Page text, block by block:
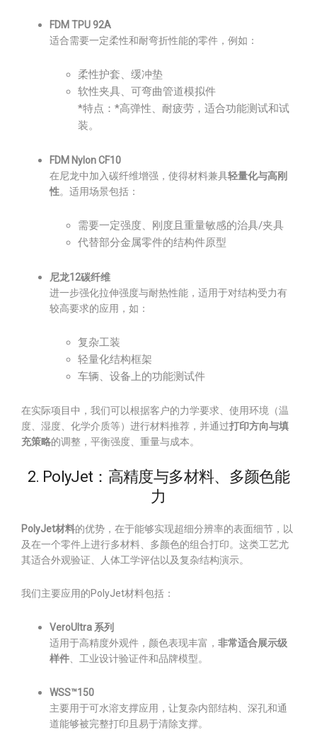
FDM TPU 92A
适合需要一定柔性和耐弯折性能的零件，例如：
柔性护套、缓冲垫
软性夹具、可弯曲管道模拟件
*特点：*高弹性、耐疲劳，适合功能测试和试
装。
FDM Nylon CF10
在尼龙中加入碳纤维增强，使得材料兼具轻量化与高刚
性。适用场景包括：
需要一定强度、刚度且重量敏感的治具/夹具
代替部分金属零件的结构件原型
尼龙12碳纤维
进一步强化拉伸强度与耐热性能，适用于对结构受力有
较高要求的应用，如：
复杂工装
轻量化结构框架
车辆、设备上的功能测试件
在实际项目中，我们可以根据客户的力学要求、使用环境（温
度、湿度、化学介质等）进行材料推荐，并通过打印方向与填
充策略的调整，平衡强度、重量与成本。
2. PolyJet：高精度与多材料、多颜色能
力
PolyJet材料的优势，在于能够实现超细分辨率的表面细节，以
及在一个零件上进行多材料、多颜色的组合打印。这类工艺尤
其适合外观验证、人体工学评估以及复杂结构演示。
我们主要应用的PolyJet材料包括：
VeroUltra 系列
适用于高精度外观件，颜色表现丰富， 非常适合展示级
样件 、工业设计验证件和品牌模型。
WSS™150
主要用于可水溶支撑应用，让复杂内部结构、深孔和通
道能够被完整打印且易于清除支撑。